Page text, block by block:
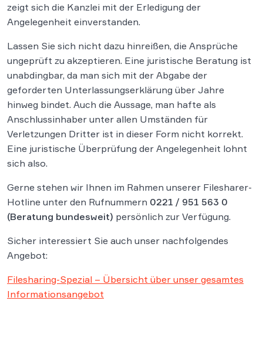
zeigt sich die Kanzlei mit der Erledigung der
Angelegenheit einverstanden.
Lassen Sie sich nicht dazu hinreißen, die Ansprüche
ungeprüft zu akzeptieren. Eine juristische Beratung ist
unabdingbar, da man sich mit der Abgabe der
geforderten Unterlassungserklärung über Jahre
hinweg bindet. Auch die Aussage, man hafte als
Anschlussinhaber unter allen Umständen für
Verletzungen Dritter ist in dieser Form nicht korrekt.
Eine juristische Überprüfung der Angelegenheit lohnt
sich also.
Gerne stehen wir Ihnen im Rahmen unserer Filesharer-
Hotline unter den Rufnummern 0221 / 951 563 0
(Beratung bundesweit) persönlich zur Verfügung.
Sicher interessiert Sie auch unser nachfolgendes
Angebot:
Filesharing-Spezial – Übersicht über unser gesamtes
Informationsangebot